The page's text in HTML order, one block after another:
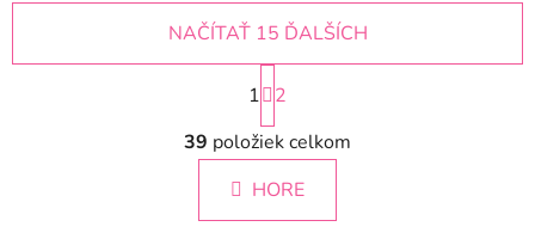
O
v
l
á
d
NAČÍTAŤ 15 ĎALŠÍCH
S
t
r
á
n
k
1
2
39 položiek celkom
HORE